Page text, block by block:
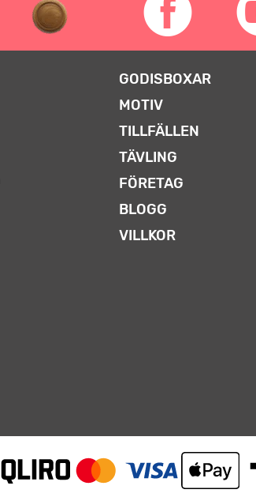
GODISBOXAR
MOTIV
TILLFÄLLEN
TÄVLING
FÖRETAG
BLOGG
VILLKOR